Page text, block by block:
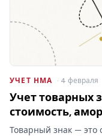
УЧЕТ НМА · 4 февраля
Учет товарных
стоимость,
Товарный знак — это